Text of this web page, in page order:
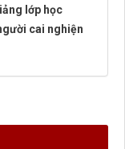
lớp học
cai nghiện